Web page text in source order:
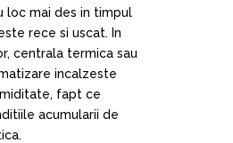
loc mai des in timpul
rece si uscat. In
centrala termica sau
incalzeste
fapt ce
acumularii de